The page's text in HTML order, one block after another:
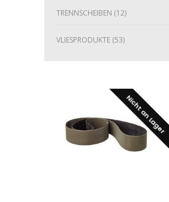
TRENNSCHEIBEN (12)
VLIESPRODUKTE (53)
Nicht an Lager